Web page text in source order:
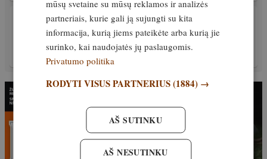
Elniai virsta zombiais! Ar tai pavojinga
žmonėms?
Išskirtinis 22. spalis, 2024
mūsų svetaine su mūsų reklamos ir analizės
partneriais, kurie gali ją sujungti su kita
informacija, kurią jiems pateikėte arba kurią jie
surinko, kai naudojatės jų paslaugomis.
Privatumo politika
RODYTI VISUS PARTNERIUS(1884) →
AŠ SUTINKU
AŠ NESUTINKU